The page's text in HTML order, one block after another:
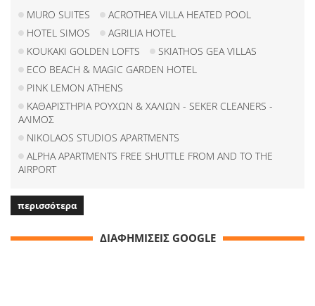
MURO SUITES
ACROTHEA VILLA HEATED POOL
HOTEL SIMOS
AGRILIA HOTEL
KOUKAKI GOLDEN LOFTS
SKIATHOS GEA VILLAS
ECO BEACH & MAGIC GARDEN HOTEL
PINK LEMON ATHENS
ΚΑΘΑΡΙΣΤΗΡΙΑ ΡΟΥΧΩΝ & ΧΑΛΙΩΝ - SEKER CLEANERS -
ΑΛΙΜΟΣ
NIKOLAOS STUDIOS APARTMENTS
ALPHA APARTMENTS FREE SHUTTLE FROM AND TO THE
AIRPORT
περισσότερα
ΔΙΑΦΗΜΙΣΕΙΣ GOOGLE